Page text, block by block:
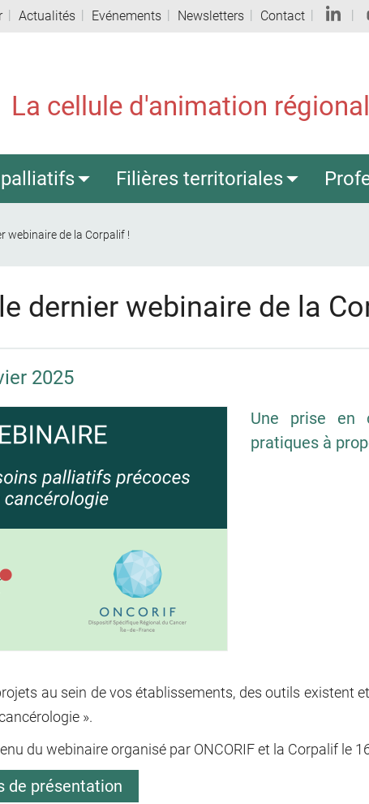
Actualités Evénements Newsletters Contact
La cellule d'animation
Filières territoriales
webinaire de la Corpalif !
dernier webinaire de la
2025
Une prise en
pratiques à
au sein de vos établissements, des outils existent
».
du webinaire organisé par ONCORIF et la Corpalif le
de présentation